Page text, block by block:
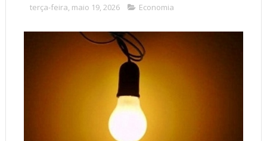
terça-feira, maio 19, 2026 Economia